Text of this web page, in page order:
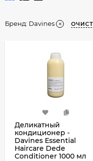
Бренд: Davines
Деликатный
кондиционер -
Davines Essential
Haircare Dede
Conditioner 1000 мл